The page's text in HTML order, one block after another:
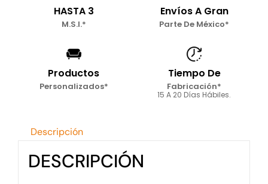
cantidad
HASTA 3
M.S.I.*
Envíos A Gran
Parte De México*
Productos
Personalizados*
Tiempo De
Fabricación*
15 A 20 Días Hábiles.
Descripción
DESCRIPCIÓN